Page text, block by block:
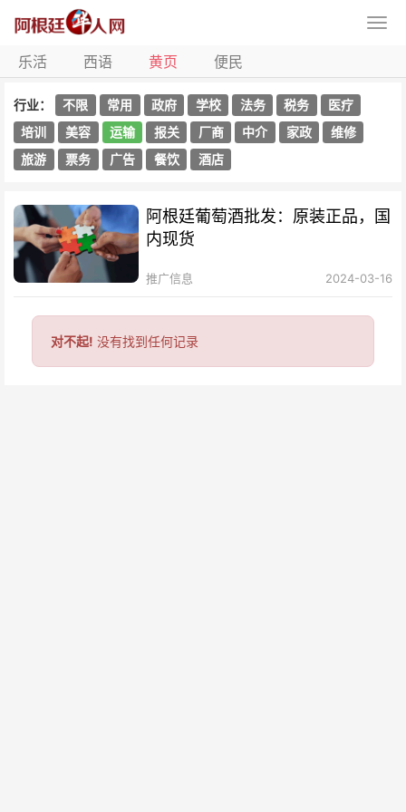
乐活 西语 黄页 便民
行业： 不限 常用 政府 学校 法务 税务
医疗
培训
美容 运输 报关 厂商 中介 家政
维修
旅游
票务 广告 餐饮 酒店
阿根廷葡萄酒批发：原装正品，国
内现货
推广信息 2024-03-16
对不起! 没有找到任何记录